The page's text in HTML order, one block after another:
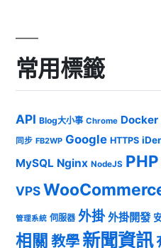
常用標籤
API Blog大小事 Chrome Docker
同步 FB2WP Google HTTPS
MySQL Nginx NodeJS PHP
VPS
管理系統 伺服器 外掛 外掛開發
相關 教學 新聞資訊